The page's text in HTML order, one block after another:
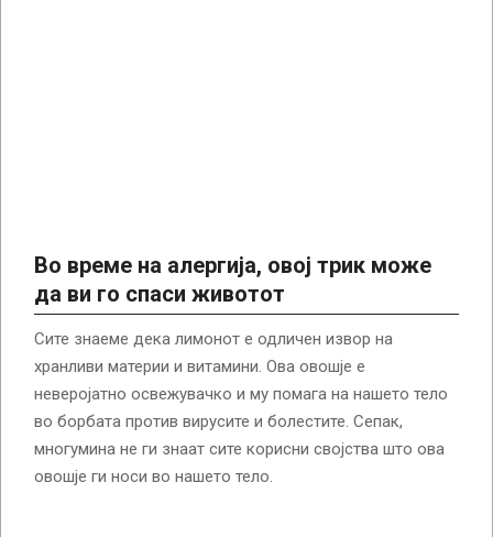
Во време на алергија, овој трик може
да ви го спаси животот
Сите знаеме дека лимонот е одличен извор на
хранливи материи и витамини. Ова овошје е
неверојатно освежувачко и му помага на нашето тело
во борбата против вирусите и болестите. Сепак,
многумина не ги знаат сите корисни својства што ова
овошје ги носи во нашето тело.